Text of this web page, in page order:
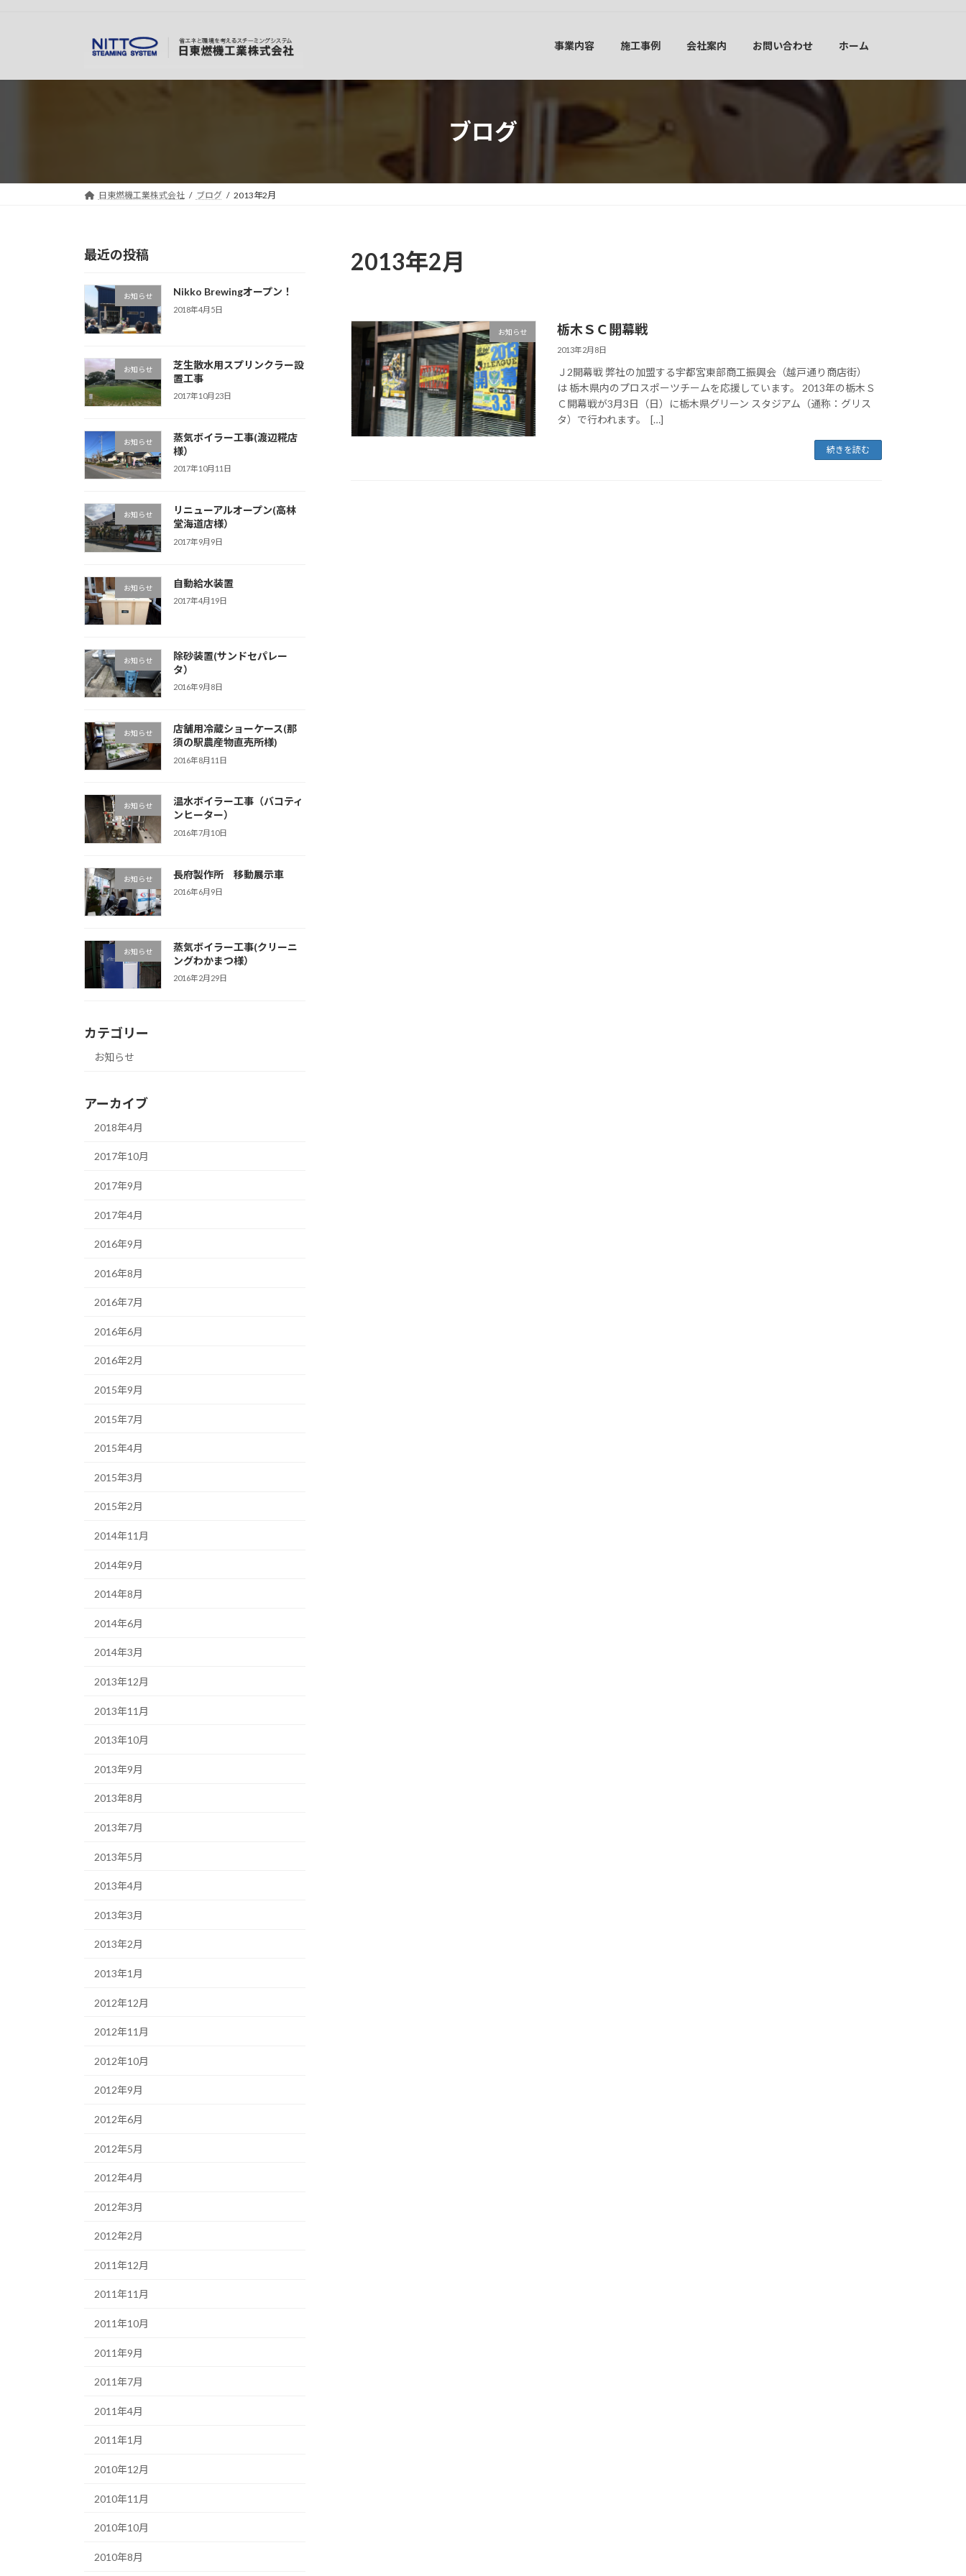
ツ
シ
事業内容 施工事例 会社案内 お問い合わせ ホーム
ブログ
日東燃機工業株式会社 ブログ 2013年2月
2013年2月
お知らせ 栃木ＳＣ開幕戦
2013年2月8日
Ｊ2開幕戦 弊社の加盟する宇都宮東部商工振興会（越戸通り商店街）
は 栃木県内のプロスポーツチームを応援しています。 2013年の栃木Ｓ
Ｃ開幕戦が3月3日（日）に栃木県グリーン スタジアム（通称：グリス
タ）で行われます。 […]
続きを読む
最近の投稿
お知らせ Nikko Brewingオープン！
2018年4月5日
お知らせ
芝生散水用スプリンクラー設
置工事
2017年10月23日
お知らせ
蒸気ボイラー工事(渡辺糀店
様）
2017年10月11日
お知らせ
リニューアルオープン(高林
堂海道店様）
2017年9月9日
お知らせ 自動給水装置
2017年4月19日
お知らせ
除砂装置(サンドセパレー
タ）
2016年9月8日
お知らせ
店舗用冷蔵ショーケース(那
須の駅農産物直売所様)
2016年8月11日
お知らせ
温水ボイラー工事（バコティ
ンヒーター）
2016年7月10日
お知らせ 長府製作所 移動展示車
2016年6月9日
お知らせ
蒸気ボイラー工事(クリーニ
ングわかまつ様）
2016年2月29日
カテゴリー
お知らせ
アーカイブ
2018年4月
2017年10月
2017年9月
2017年4月
2016年9月
2016年8月
2016年7月
2016年6月
2016年2月
2015年9月
2015年7月
2015年4月
2015年3月
2015年2月
2014年11月
2014年9月
2014年8月
2014年6月
2014年3月
2013年12月
2013年11月
2013年10月
2013年9月
2013年8月
2013年7月
2013年5月
2013年4月
2013年3月
2013年2月
2013年1月
2012年12月
2012年11月
2012年10月
2012年9月
2012年6月
2012年5月
2012年4月
2012年3月
2012年2月
2011年12月
2011年11月
2011年10月
2011年9月
2011年7月
2011年4月
2011年1月
2010年12月
2010年11月
2010年10月
2010年8月